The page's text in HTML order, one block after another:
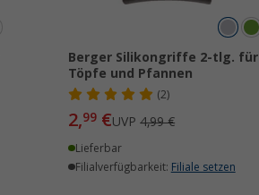
Berger Silikongriffe 2-tlg. für
Töpfe und Pfannen
(2)
2,99 €UVP4,99 €
Lieferbar
Filialverfügbarkeit: Filiale setzen